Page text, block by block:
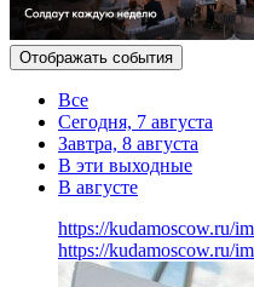
Отображать события
Все
Сегодня, 7 августа
Завтра, 8 августа
В эти выходные
В августе
https://kudamoscow.ru/
https://kudamoscow.ru/